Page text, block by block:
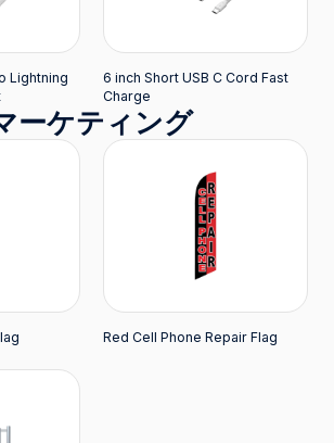
Lightning
6 inch Short USB C Cord Fast
Charge
ーケティング
Red Cell Phone Repair Flag